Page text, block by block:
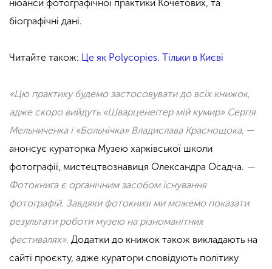
нюанси фотографічної практики Кочетових, та
біографічні дані.
Читайте також: Це як Polycopies. Тільки в Києві
«Цю практику будемо застосовувати до всіх книжок,
адже скоро вийдуть «Шварценеггер мій кумир» Сергія
Мельниченка і «Больнічка» Владислава Краснощока, —
анонсує кураторка Музею харківської школи
фотографії, мистецтвознавиця Олександра Осадча. —
Фотокнига є органічним засобом існування
фотографій. Завдяки фотокнизі ми можемо показати
результати роботи музею на різноманітних
фестивалях». Додатки до книжок також викладають на
сайті проєкту, адже куратори сповідують політику